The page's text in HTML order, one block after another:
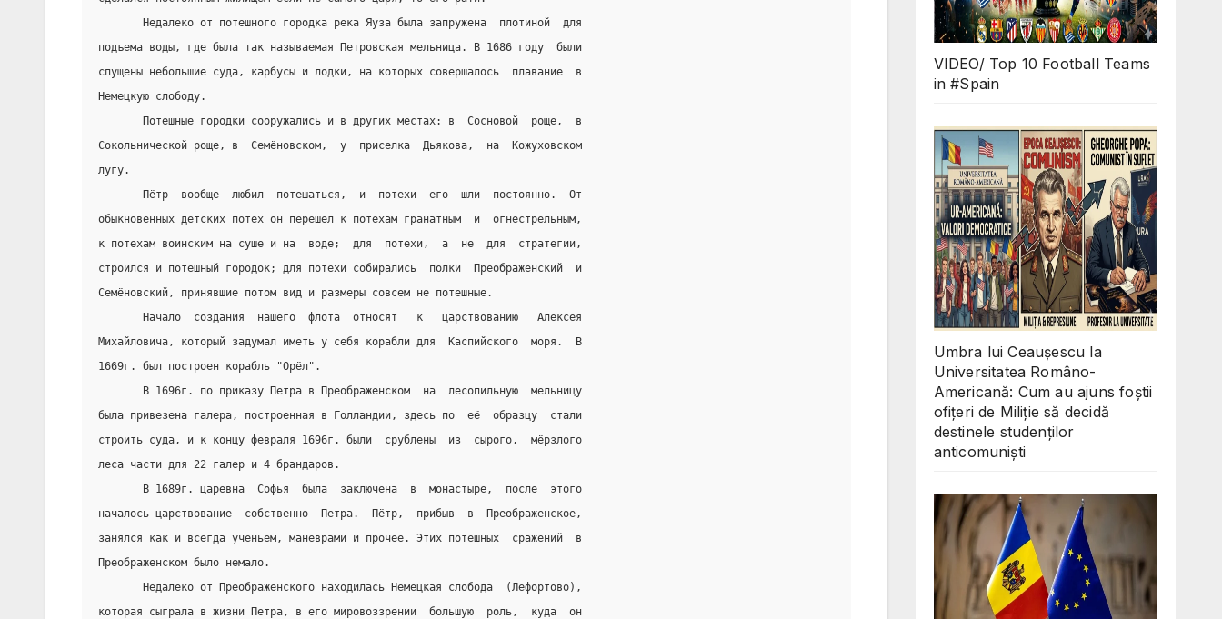
       Недалеко от потешного городка река Яуза была запружена  плотиной  для
подъема воды, где была так называемая Петровская мельница. В 1686 году  были
спущены небольшие суда, карбусы и лодки, на которых совершалось  плавание  в
Немецкую слободу.
       Потешные городки сооружались и в других местах: в  Сосновой  роще,  в
Сокольнической роще, в  Семёновском,  у  приселка  Дьякова,  на  Кожуховском
лугу.
       Пётр  вообще  любил  потешаться,  и  потехи  его  шли  постоянно.  От
обыкновенных детских потех он перешёл к потехам гранатным  и  огнестрельным,
к потехам воинским на суше и на  воде;  для  потехи,  а  не  для  стратегии,
строился и потешный городок; для потехи собирались  полки  Преображенский  и
Семёновский, принявшие потом вид и размеры совсем не потешные.
       Начало  создания  нашего  флота  относят   к   царствованию   Алексея
Михайловича, который задумал иметь у себя корабли для  Каспийского  моря.  В
1669г. был построен корабль "Орёл".
       В 1696г. по приказу Петра в Преображенском  на  лесопильную  мельницу
была привезена галера, построенная в Голландии, здесь по  её  образцу  стали
строить суда, и к концу февраля 1696г. были  срублены  из  сырого,  мёрзлого
леса части для 22 галер и 4 брандаров.
       В 1689г. царевна  Софья  была  заключена  в  монастыре,  после  этого
началось царствование  собственно  Петра.  Пётр,  прибыв  в  Преображенское,
занялся как и всегда ученьем, маневрами и прочее. Этих потешных  сражений  в
Преображенском было немало.
       Недалеко от Преображенского находилась Немецкая слобода  (Лефортово),
которая сыграла в жизни Петра, в его мировоззрении  большую  роль,  куда  он
VIDEO/ Top 10 Football Teams
in #Spain
Umbra lui Ceaușescu la
Universitatea Româno-
Americană: Cum au ajuns foștii
ofițeri de Miliție să decidă
destinele studenților
anticomuniști